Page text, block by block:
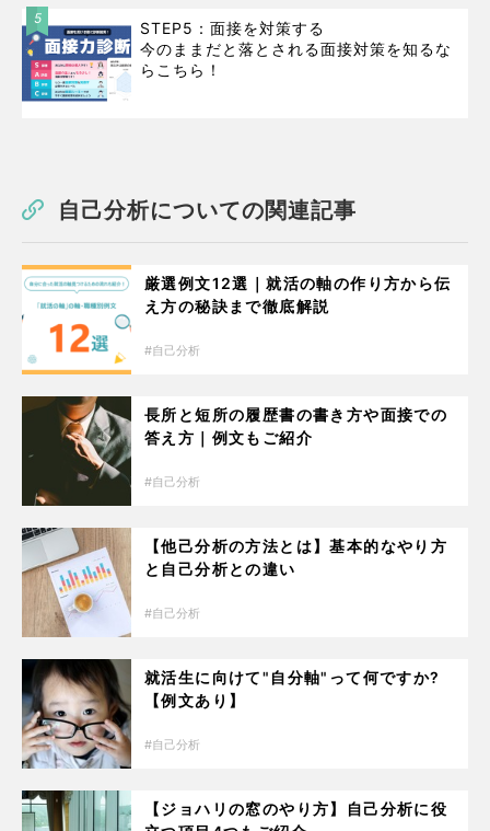
5
STEP5：面接を対策する
今のままだと落とされる面接対策を知るな
らこちら！
自己分析についての関連記事
厳選例文12選｜就活の軸の作り方から伝
え方の秘訣まで徹底解説
自己分析
長所と短所の履歴書の書き方や面接での
答え方｜例文もご紹介
自己分析
【他己分析の方法とは】基本的なやり方
と自己分析との違い
自己分析
就活生に向けて"自分軸"って何ですか?
【例文あり】
自己分析
【ジョハリの窓のやり方】自己分析に役